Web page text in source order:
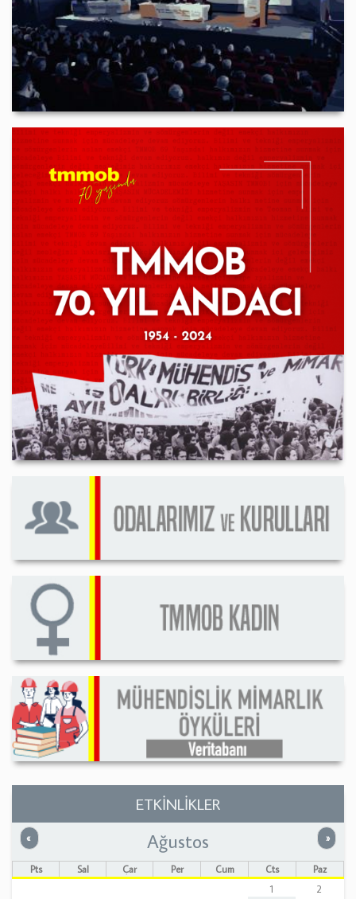
ETKİNLİKLER
« Önceki »
Ağustos
Pts Sal Çar Per Cum Cts
Paz
1
2